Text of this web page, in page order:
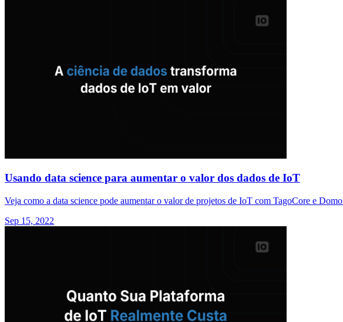
Usando data science para aumentar o valor dos dados de IoT
Veja como a data science pode aumentar o valor de projetos de IoT com TagoCore e
Sep 15, 2022